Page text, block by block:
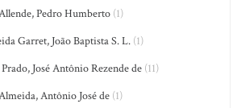
Pedro Humberto(1)
Garret, João Baptista S. L.(1)
José Antônio Rezende de (11)
Antônio José de (1)